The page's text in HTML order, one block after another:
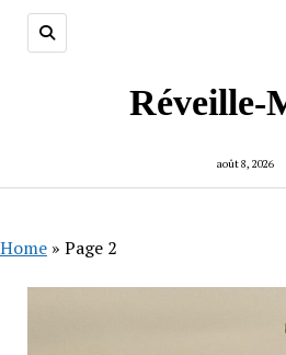
Réveille-
août 8, 2026
Home » Page 2